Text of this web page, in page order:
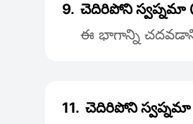
9. చెదిరిపోని స్వప్నమా
ఈ భాగాన్ని
11. చెదిరిపోని స్వప్నమా